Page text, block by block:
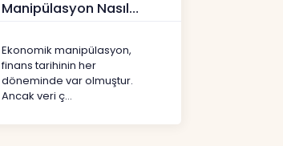
Manipülasyon Nasıl
Ekonomik manipülasyon,
finans tarihinin her
döneminde var olmuştur.
Ancak veri ç...